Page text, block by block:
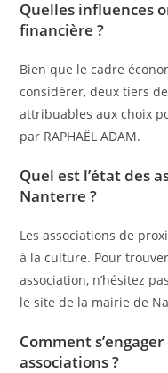
Quelles influences
financière ?
Bien que le cadre
considérer, deux tiers
attribuables aux choix
par RAPHAËL ADAM.
Quel est l’état des
Nanterre ?
Les associations de
à la culture. Pour
association, n’hésitez
le site de la mairie de
Comment
associations ?